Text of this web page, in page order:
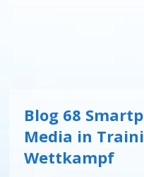
Blog 68
Media in
Wettkampf